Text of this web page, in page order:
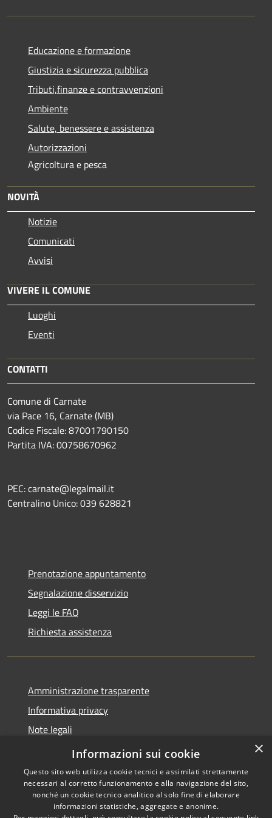
Educazione e formazione
Giustizia e sicurezza pubblica
Tributi,finanze e contravvenzioni
Ambiente
Salute, benessere e assistenza
Autorizzazioni
Agricoltura e pesca
NOVITÀ
Notizie
Comunicati
Avvisi
VIVERE IL COMUNE
Luoghi
Eventi
CONTATTI
Comune di Carnate
via Pace 16, Carnate (MB)
Codice Fiscale: 87001790150
Partita IVA: 00758670962
PEC: carnate@legalmail.it
Centralino Unico: 039 628821
Prenotazione appuntamento
Segnalazione disservizio
Leggi le FAQ
Richiesta assistenza
Amministrazione trasparente
Informativa privacy
Note legali
Dichiarazione di accessibilità
Copyright © 2026 • Comune di
×
Informazioni sui cookie
Questo sito web utilizza cookie tecnici e assimilati strettamente
necessari al corretto funzionamento e alla navigazione del sito,
nonché un cookie tecnico analitico al solo fine di elaborare
informazioni statistiche, aggregate e anonime.